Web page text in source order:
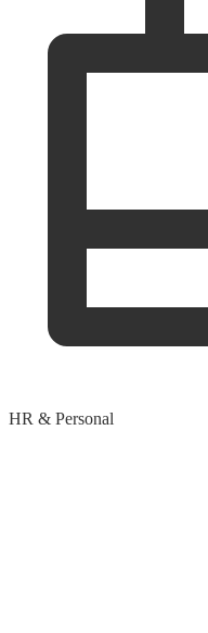
HR & Personal